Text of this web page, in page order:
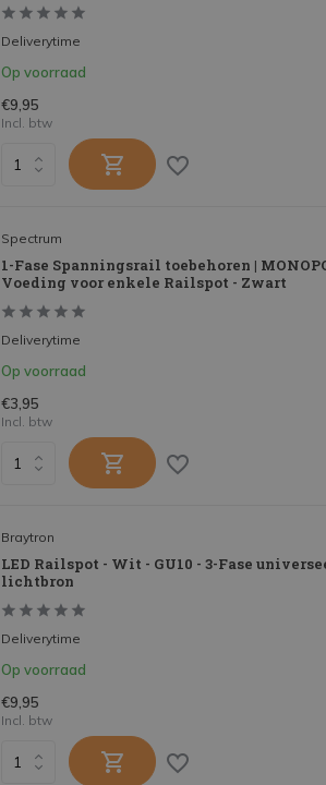
Deliverytime
Op voorraad
€9,95
Incl. btw
Spectrum
1-Fase Spanningsrail toebehoren |
Voeding voor enkele Railspot - Zwart
Deliverytime
Op voorraad
€3,95
Incl. btw
Braytron
LED Railspot - Wit - GU10 - 3-Fase
lichtbron
Deliverytime
Op voorraad
€9,95
Incl. btw